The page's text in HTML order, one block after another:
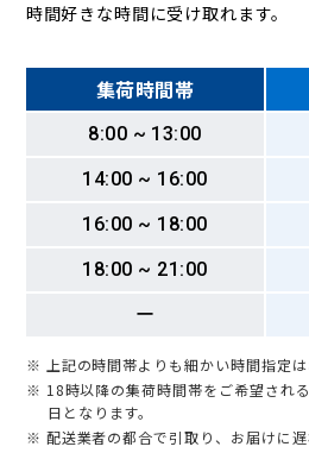
時間好きな時間に受け取れます。
集荷時間帯
8:00 ~ 13:00
14:00 ~ 16:00
16:00 ~ 18:00
18:00 ~ 21:00
ー
※ 上記の時間帯よりも細かい時間指定は
※ 18時以降の集荷時間帯をご希望され
日となります。
※ 配送業者の都合で引取り、お届けに